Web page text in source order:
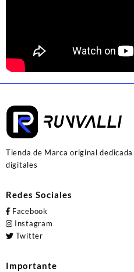
Tienda de Marca original
digitales
Redes Sociales
Facebook
Instagram
Twitter
Importante